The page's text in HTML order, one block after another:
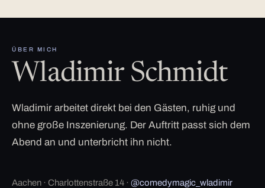
ÜBER MICH
Wladimir Schmidt
Wladimir arbeitet direkt bei den Gästen, ruhig und
ohne große Inszenierung. Der Auftritt passt sich dem
Abend an und unterbricht ihn nicht.
Aachen · Charlottenstraße 14 · @comedymagic_wladimir